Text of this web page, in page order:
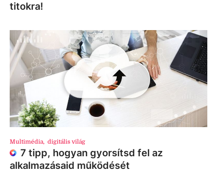
titokra!
Multimédia, digitális világ
7 tipp, hogyan gyorsítsd fel az
alkalmazásaid működését